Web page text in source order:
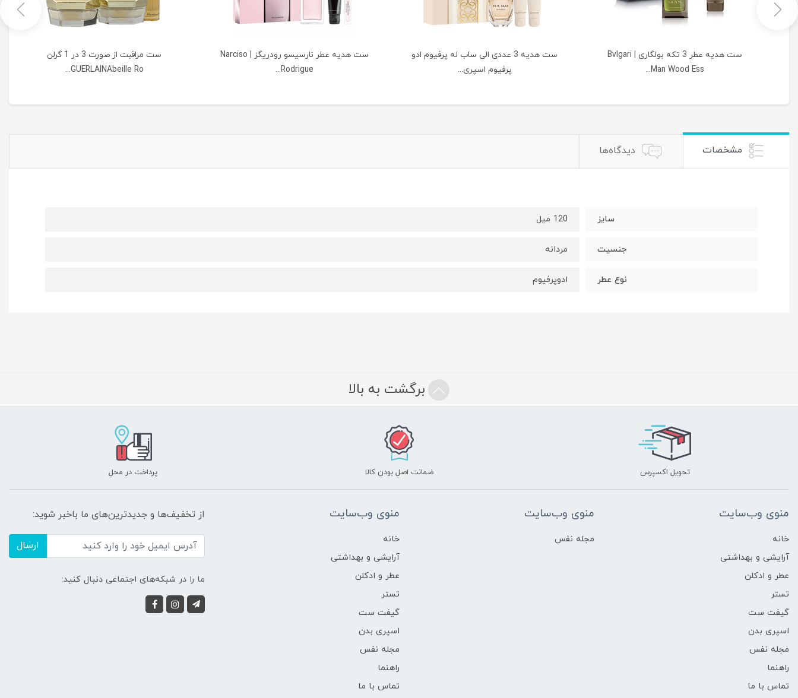
ست هدیه عطر 3 تکه بولگاری | Bvlgari
Man Wood Ess...
ست هدیه 3 عددی الی ساب له پرفیوم ادو
پرفیوم اسپری...
ست هدیه عطر نارسیسو رودریگز | Narciso
Rodrigue...
ست مراقبت از صورت 3 در 1 گرلن
GUERLAINAbeille Ro...
مشخصات دیدگاه‌ها
سایز 120 میل
جنسیت مردانه
نوع عطر ادوپرفيوم
برگشت به بالا
تحویل اکسپرس ضمانت اصل بودن کالا پرداخت در محل
منوی وب‌سایت
خانه
آرایشی و بهداشتی
عطر و ادکلن
تستر
گیفت ست
اسپری بدن
مجله نفس
راهنما
تماس با ما
منوی وب‌سایت
مجله نفس
منوی وب‌سایت
خانه
آرایشی و بهداشتی
عطر و ادکلن
تستر
گیفت ست
اسپری بدن
مجله نفس
راهنما
تماس با ما
از تخفیف‌ها و جدیدترین‌های ما باخبر شوید:
ارسال
ما را در شبکه‌های اجتماعی دنبال کنید: